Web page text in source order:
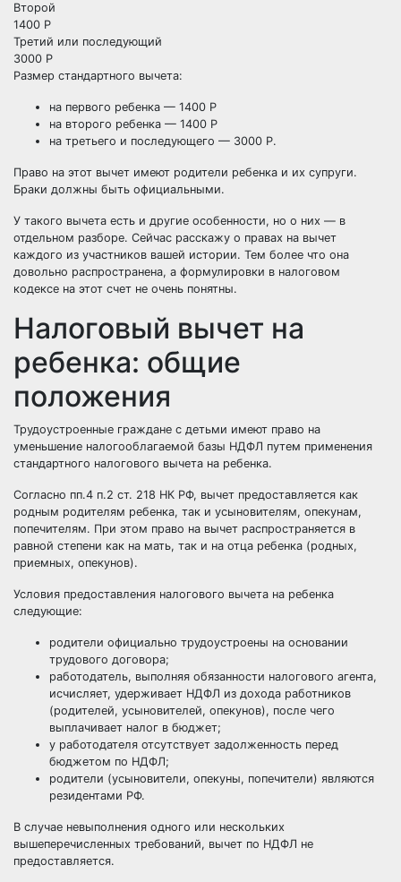
Второй
1400 Р
Третий или последующий
3000 Р
Размер стандартного вычета:
на первого ребенка — 1400 Р
на второго ребенка — 1400 Р
на третьего и последующего — 3000 Р.
Право на этот вычет имеют родители ребенка и их супруги.
Браки должны быть официальными.
У такого вычета есть и другие особенности, но о них — в
отдельном разборе. Сейчас расскажу о правах на вычет
каждого из участников вашей истории. Тем более что она
довольно распространена, а формулировки в налоговом
кодексе на этот счет не очень понятны.
Налоговый вычет на
ребенка: общие
положения
Трудоустроенные граждане с детьми имеют право на
уменьшение налогооблагаемой базы НДФЛ путем применения
стандартного налогового вычета на ребенка.
Согласно пп.4 п.2 ст. 218 НК РФ, вычет предоставляется как
родным родителям ребенка, так и усыновителям, опекунам,
попечителям. При этом право на вычет распространяется в
равной степени как на мать, так и на отца ребенка (родных,
приемных, опекунов).
Условия предоставления налогового вычета на ребенка
следующие:
родители официально трудоустроены на основании
трудового договора;
работодатель, выполняя обязанности налогового агента,
исчисляет, удерживает НДФЛ из дохода работников
(родителей, усыновителей, опекунов), после чего
выплачивает налог в бюджет;
у работодателя отсутствует задолженность перед
бюджетом по НДФЛ;
родители (усыновители, опекуны, попечители) являются
резидентами РФ.
В случае невыполнения одного или нескольких
вышеперечисленных требований, вычет по НДФЛ не
предоставляется.